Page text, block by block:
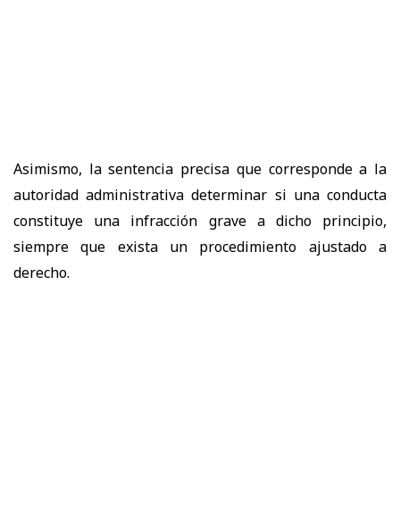
Asimismo, la sentencia precisa que corresponde a la
autoridad administrativa determinar si una conducta
constituye una infracción grave a dicho principio,
siempre que exista un procedimiento ajustado a
derecho.